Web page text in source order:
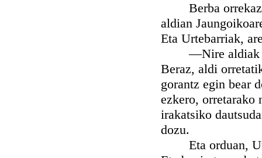
Berba orrekaz,
aldian
Eta Urtebarriak,
—Nire aldiak
Beraz, aldi
gorantz egin bear
ezkero, orretarako
irakatsiko
dozu.
Eta orduan,